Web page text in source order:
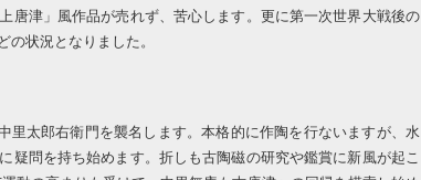
唐津」風作品が売れず、苦心します。更に第一次世界大戦後の
状況となりました。
里太郎右衛門を襲名します。本格的に作陶を行ないますが、水
疑問を持ち始めます。折しも古陶磁の研究や鑑賞に新風が起こ